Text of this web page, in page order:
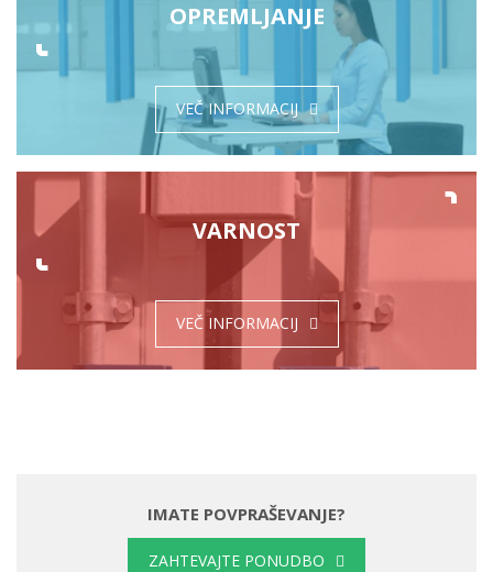
OPREMLJANJE
VEČ INFORMACIJ
VARNOST
VEČ INFORMACIJ
IMATE POVPRAŠEVANJE?
ZAHTEVAJTE PONUDBO